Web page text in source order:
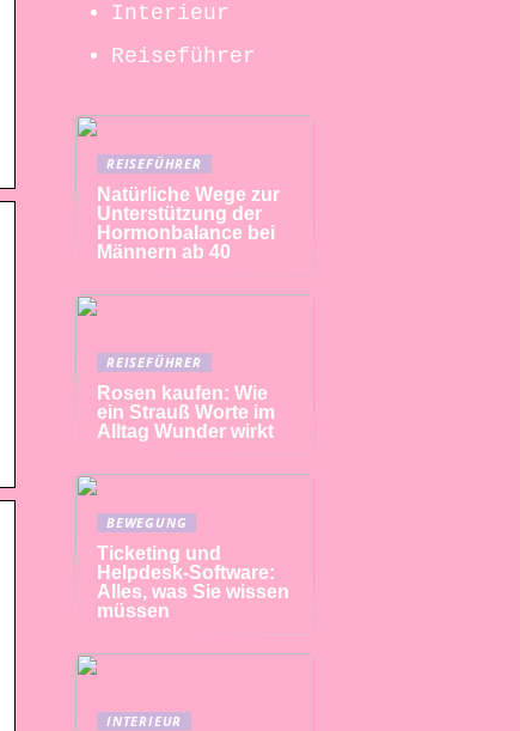
Interieur
Reiseführer
REISEFÜHRER
Natürliche Wege zur
Unterstützung der
Hormonbalance bei
Männern ab 40
REISEFÜHRER
Rosen kaufen: Wie
ein Strauß Worte im
Alltag Wunder wirkt
BEWEGUNG
Ticketing und
Helpdesk-Software:
Alles, was Sie wissen
müssen
INTERIEUR